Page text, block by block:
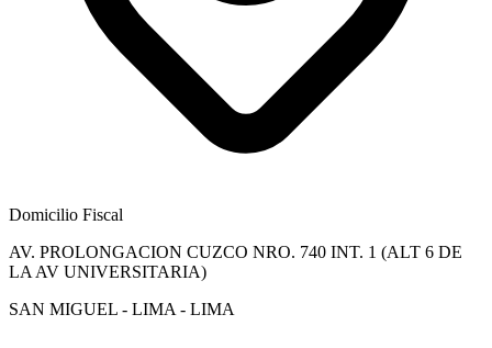
Domicilio Fiscal
AV. PROLONGACION CUZCO NRO. 740 INT. 1 (ALT 6 DE
LA AV UNIVERSITARIA)
SAN MIGUEL - LIMA - LIMA